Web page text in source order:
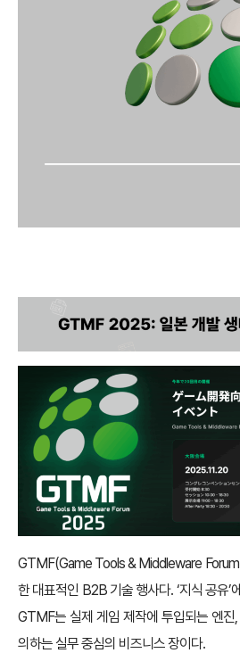
GTMF(Game Tools & Middleware
한 대표적인 B2B 기술 행사다. ‘지식 공유’
GTMF는 실제 게임 제작에 투입되는 엔진
의하는 실무 중심의 비즈니스 장이다.